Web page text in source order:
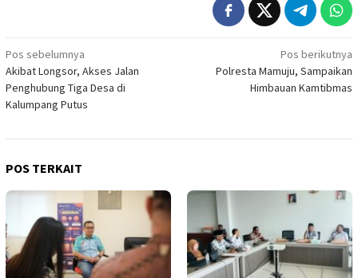
Navigasi
pos
Pos sebelumnya
Akibat Longsor, Akses Jalan
Penghubung Tiga Desa di
Kalumpang Putus
Pos berikutnya
Polresta Mamuju, Sampaikan
Himbauan Kamtibmas
POS TERKAIT